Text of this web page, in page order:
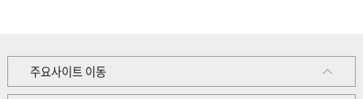
주요사이트 이동